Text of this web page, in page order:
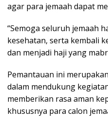
agar para jemaah dapat
“Semoga seluruh jemaah
kesehatan, serta kembali
dan menjadi haji yang
Pemantauan ini
dalam mendukung
memberikan rasa aman
khususnya para calon